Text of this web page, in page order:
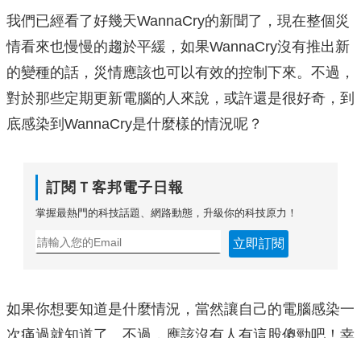
我們已經看了好幾天WannaCry的新聞了，現在整個災
情看來也慢慢的趨於平緩，如果WannaCry沒有推出新
的變種的話，災情應該也可以有效的控制下來。不過，
對於那些定期更新電腦的人來說，或許還是很好奇，到
底感染到WannaCry是什麼樣的情況呢？
訂閱Ｔ客邦電子日報
掌握最熱門的科技話題、網路動態，升級你的科技原力！
立即訂閱
如果你想要知道是什麼情況，當然讓自己的電腦感染一
次痛過就知道了。不過，應該沒有人有這股傻勁吧！幸